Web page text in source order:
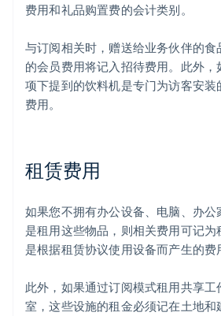
费用和礼品购置费的会计类别。
与订阅相关时，赠送给业务伙伴的食
的会员费用将记入招待费用。此外
项下提到的饮料机是专门为访客安
费用。
租赁费用
如果您不拥有办公设备、电脑、办
是租用这些物品，则相关费用可记
是根据租赁协议使用设备而产生的费
此外，如果通过订阅模式租用共享
室，这些设施的租金必须记在土地和